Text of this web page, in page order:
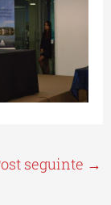
seguinte →